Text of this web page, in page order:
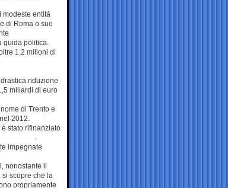
entità
di Roma o sue
guida politica.
1,2 milioni di
riduzione
miliardi di euro
di Trento e
2012.
è stato rifinanziato
impegnate
nonostante il
scopre che la
propriamente